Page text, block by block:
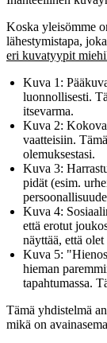
Koska yleisömme
lähestymistapa,
eri kuvatyypit
Kuva 1:
luonnollisesti.
itsevarma.
Kuva 2:
vaatteisiin.
olemuksestasi.
Kuva 3:
pidät (esim.
Kuva 4:
että erotut
näyttää, että olet
Kuva 5:
hieman
tapahtumassa.
Tämä yhdistelmä
mikä on